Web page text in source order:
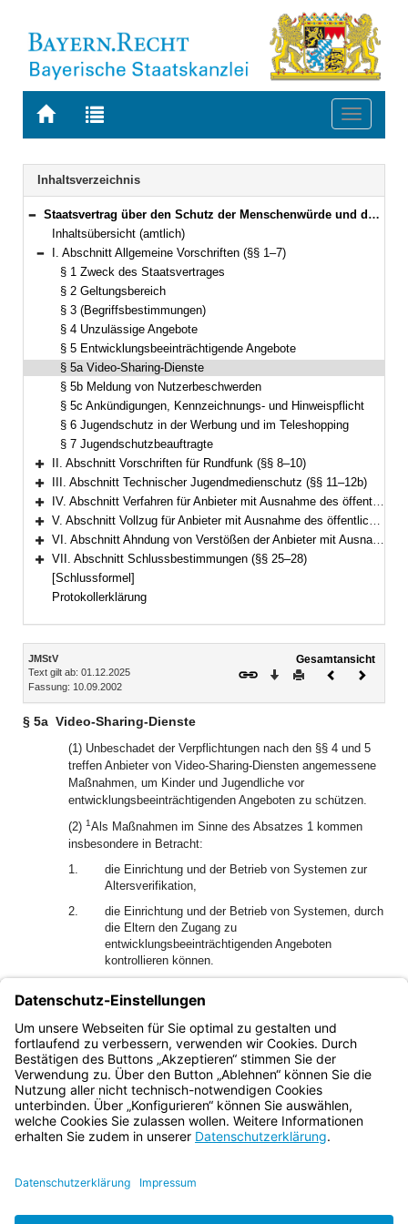
Zur
BAYERN.RECHT
Zur
letzten
Suche
Toggle
Navigation
Inhaltsverzeichnis
Bereich reduzieren
Staatsvertrag über den Schutz der Menschenwürde und den Jugendschutz in Rundfunk und Telemedien (Jugendmedienschutz-Staatsvertrag – JMStV) 10.–27. September 2002 (§§ 1–28)
Inhaltsübersicht (amtlich)
Bereich reduzieren
I. Abschnitt Allgemeine Vorschriften (§§ 1–7)
§ 1 Zweck des Staatsvertrages
§ 2 Geltungsbereich
§ 3 (Begriffsbestimmungen)
§ 4 Unzulässige Angebote
§ 5 Entwicklungsbeeinträchtigende Angebote
§ 5a Video-Sharing-Dienste
§ 5b Meldung von Nutzerbeschwerden
§ 5c Ankündigungen, Kennzeichnungs- und Hinweispflicht
§ 6 Jugendschutz in der Werbung und im Teleshopping
§ 7 Jugendschutzbeauftragte
Bereich erweitern
II. Abschnitt Vorschriften für Rundfunk (§§ 8–10)
Bereich erweitern
III. Abschnitt Technischer Jugendmedienschutz (§§ 11–12b)
Bereich erweitern
IV. Abschnitt Verfahren für Anbieter mit Ausnahme des öffentlich-rechtlichen Rundfunks (§§ 13–19b)
Bereich erweitern
V. Abschnitt Vollzug für Anbieter mit Ausnahme des öffentlich-rechtlichen Rundfunks (§§ 20–22)
Bereich erweitern
VI. Abschnitt Ahndung von Verstößen der Anbieter mit Ausnahme des öffentlich-rechtlichen Rundfunks (§§ 23–24)
Bereich erweitern
VII. Abschnitt Schlussbestimmungen (§§ 25–28)
[Schlussformel]
Protokollerklärung
Inhalt
JMStV
Text gilt ab: 01.12.2025
Fassung: 10.09.2002
Gesamtansicht
Download
DruckenVorheriges
§ 5a Video-Sharing-Dienste
(1) Unbeschadet der Verpflichtungen nach den §§ 4 und 5
treffen Anbieter von Video-Sharing-Diensten angemessene
Maßnahmen, um Kinder und Jugendliche vor
entwicklungsbeeinträchtigenden Angeboten zu schützen.
(2) 1Als Maßnahmen im Sinne des Absatzes 1 kommen
insbesondere in Betracht:
1.
die Einrichtung und der Betrieb von Systemen zur
Altersverifikation,
2.
die Einrichtung und der Betrieb von Systemen, durch
die Eltern den Zugang zu
entwicklungsbeeinträchtigenden Angeboten
kontrollieren können.
2Anbieter von Video-Sharing-Diensten richten Systeme ein,
mit denen Nutzer die von ihnen hochgeladenen Angebote
bewerten können und die von den Systemen nach Satz 1
ausgelesen werden können.
Bayern.de
BayernPortal
Impressum